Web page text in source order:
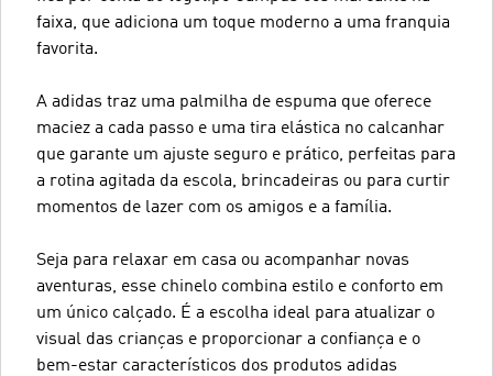
faixa, que adiciona um toque moderno a uma franquia
favorita.
A adidas traz uma palmilha de espuma que oferece
maciez a cada passo e uma tira elástica no calcanhar
que garante um ajuste seguro e prático, perfeitas para
a rotina agitada da escola, brincadeiras ou para curtir
momentos de lazer com os amigos e a família.
Seja para relaxar em casa ou acompanhar novas
aventuras, esse chinelo combina estilo e conforto em
um único calçado. É a escolha ideal para atualizar o
visual das crianças e proporcionar a confiança e o
bem-estar característicos dos produtos adidas